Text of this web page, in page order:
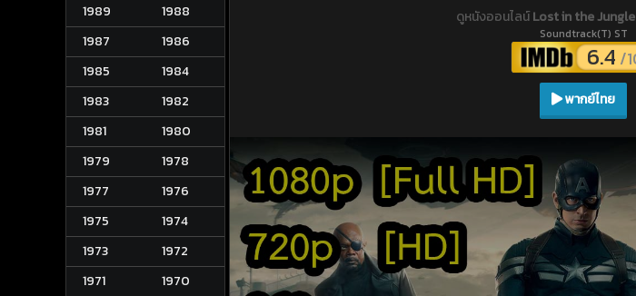
1989
1988
1987
1986
1985
1984
1983
1982
1981
1980
1979
1978
1977
1976
1975
1974
1973
1972
1971
1970
ดูหนังออนไลน์Lost in the
Soundtrack(T) ST
6.4 /
พากย์ไทย